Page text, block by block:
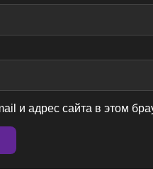
и адрес сайта в этом